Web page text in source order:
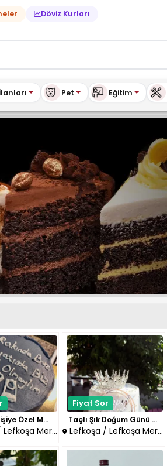
Döviz Kurları
Pet Eğitim
Koyu Gri Kişiye Özel Mesajlı P..
Merkez
Fiyat Sor
Taçlı Şık Doğum Günü Pastası..
Lefkoşa / Lefkoşa Merkez